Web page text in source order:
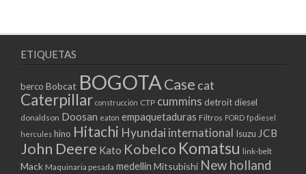
ETIQUETAS
berco Bobcat BOGOTACase cat
Caterpillar construcción CTP cummins detroit diesel
donaldson Doosan eaton empaquetaduras Filtros FORD fp diesel
hercules hino Hitachi Hyundai international Isuzu JCB
John Deere Kato Kobelco Komatsu link-belt
Mack Maquinaria pesada medellin Mitsubishi New holland